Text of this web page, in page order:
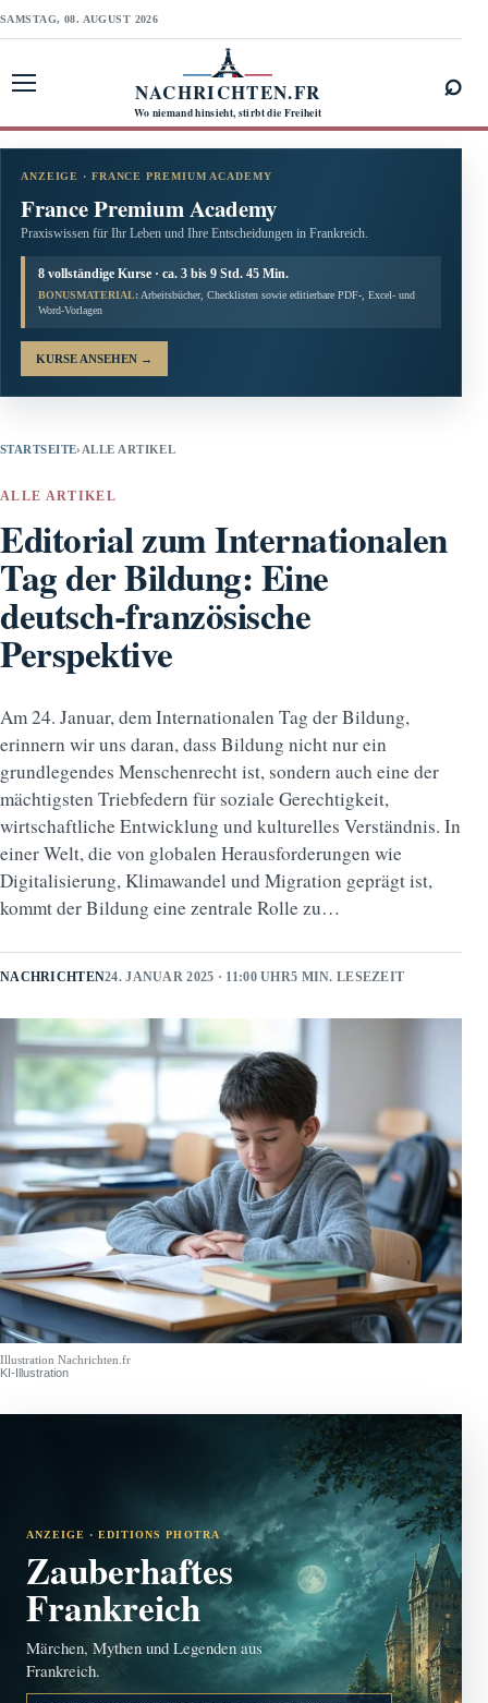
SAMSTAG, 08. AUGUST 2026
NACHRICHTEN.FR
Wo niemand hinsieht, stirbt die Freiheit
⌕
ANZEIGE · FRANCE PREMIUM ACADEMY
France Premium Academy
Praxiswissen für Ihr Leben und Ihre Entscheidungen in Frankreich.
8 vollständige Kurse · ca. 3 bis 9 Std. 45 Min.
BONUSMATERIAL: Arbeitsbücher, Checklisten sowie editierbare PDF-, Excel- und
Word-Vorlagen
KURSE ANSEHEN →
STARTSEITE› ALLE ARTIKEL
ALLE ARTIKEL
Editorial zum Internationalen
Tag der Bildung: Eine
deutsch-französische
Perspektive
Am 24. Januar, dem Internationalen Tag der Bildung,
erinnern wir uns daran, dass Bildung nicht nur ein
grundlegendes Menschenrecht ist, sondern auch eine der
mächtigsten Triebfedern für soziale Gerechtigkeit,
wirtschaftliche Entwicklung und kulturelles Verständnis. In
einer Welt, die von globalen Herausforderungen wie
Digitalisierung, Klimawandel und Migration geprägt ist,
kommt der Bildung eine zentrale Rolle zu…
NACHRICHTEN24. JANUAR 2025 · 11:00 UHR5 MIN. LESEZEIT
Illustration Nachrichten.fr
KI-Illustration
ANZEIGE · EDITIONS PHOTRA
Zauberhaftes
Frankreich
Märchen, Mythen und Legenden aus
Frankreich.